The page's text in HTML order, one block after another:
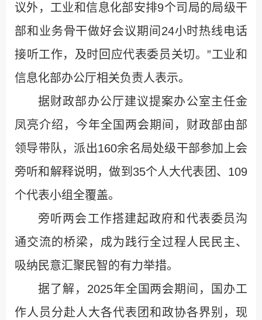
议外，工业和信息化部安排9个司局的局级干
部和业务骨干做好会议期间24小时热线电话
接听工作，及时回应代表委员关切。”工业和
信息化部办公厅相关负责人表示。
据财政部办公厅建议提案办公室主任金
凤亮介绍，今年全国两会期间，财政部由部
领导带队，派出160余名局处级干部参加上会
旁听和解释说明，做到35个人大代表团、109
个代表小组全覆盖。
旁听两会工作搭建起政府和代表委员沟
通交流的桥梁，成为践行全过程人民民主、
吸纳民意汇聚民智的有力举措。
据了解，2025年全国两会期间，国办工
作人员分赴人大各代表团和政协各界别，现